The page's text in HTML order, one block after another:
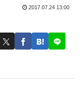
2017.07.24 13:00